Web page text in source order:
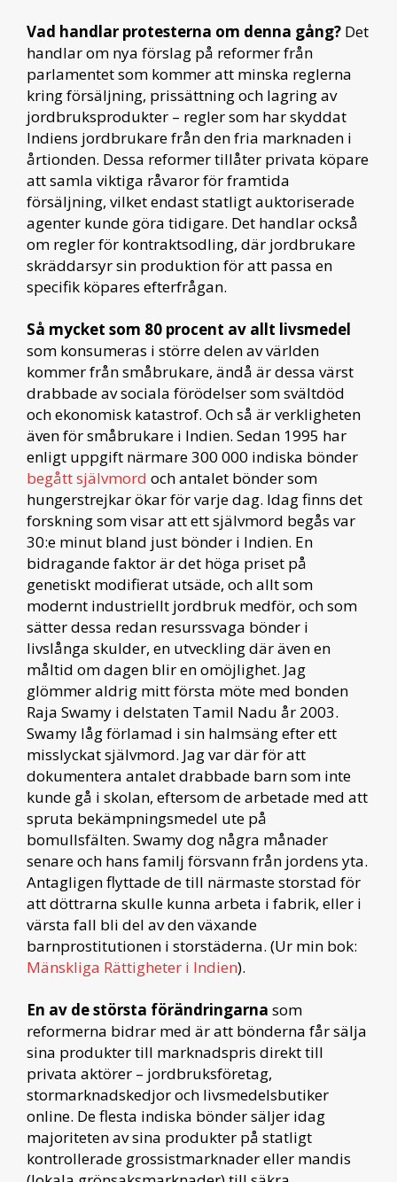
Vad handlar protesterna om denna gång? Det
handlar om nya förslag på reformer från
parlamentet som kommer att minska reglerna
kring försäljning, prissättning och lagring av
jordbruksprodukter – regler som har skyddat
Indiens jordbrukare från den fria marknaden i
årtionden. Dessa reformer tillåter privata köpare
att samla viktiga råvaror för framtida
försäljning, vilket endast statligt auktoriserade
agenter kunde göra tidigare. Det handlar också
om regler för kontraktsodling, där jordbrukare
skräddarsyr sin produktion för att passa en
specifik köpares efterfrågan.
Så mycket som 80 procent av allt livsmedel
som konsumeras i större delen av världen
kommer från småbrukare, ändå är dessa värst
drabbade av sociala förödelser som svältdöd
och ekonomisk katastrof. Och så är verkligheten
även för småbrukare i Indien. Sedan 1995 har
enligt uppgift närmare 300 000 indiska bönder
begått självmord och antalet bönder som
hungerstrejkar ökar för varje dag. Idag finns det
forskning som visar att ett självmord begås var
30:e minut bland just bönder i Indien. En
bidragande faktor är det höga priset på
genetiskt modifierat utsäde, och allt som
modernt industriellt jordbruk medför, och som
sätter dessa redan resurssvaga bönder i
livslånga skulder, en utveckling där även en
måltid om dagen blir en omöjlighet. Jag
glömmer aldrig mitt första möte med bonden
Raja Swamy i delstaten Tamil Nadu år 2003.
Swamy låg förlamad i sin halmsäng efter ett
misslyckat självmord. Jag var där för att
dokumentera antalet drabbade barn som inte
kunde gå i skolan, eftersom de arbetade med att
spruta bekämpningsmedel ute på
bomullsfälten. Swamy dog några månader
senare och hans familj försvann från jordens yta.
Antagligen flyttade de till närmaste storstad för
att döttrarna skulle kunna arbeta i fabrik, eller i
värsta fall bli del av den växande
barnprostitutionen i storstäderna. (Ur min bok:
Mänskliga Rättigheter i Indien).
En av de största förändringarna som
reformerna bidrar med är att bönderna får sälja
sina produkter till marknadspris direkt till
privata aktörer – jordbruksföretag,
stormarknadskedjor och livsmedelsbutiker
online. De flesta indiska bönder säljer idag
majoriteten av sina produkter på statligt
kontrollerade grossistmarknader eller mandis